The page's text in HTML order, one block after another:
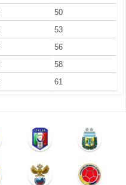
50
53
56
58
61